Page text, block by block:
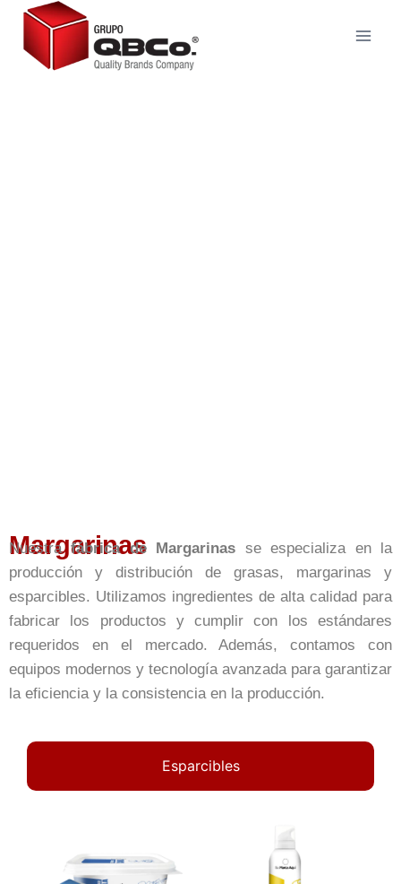
Margarinas
Nuestrafábrica de Margarinas se especializa en la
producción y distribución de grasas, margarinas y
esparcibles. Utilizamos ingredientes de alta calidad para
fabricar los productos y cumplir con los estándares
requeridos en el mercado. Además, contamos con
equipos modernos y tecnología avanzada para garantizar
la eficiencia y la consistencia en la producción.
Esparcibles